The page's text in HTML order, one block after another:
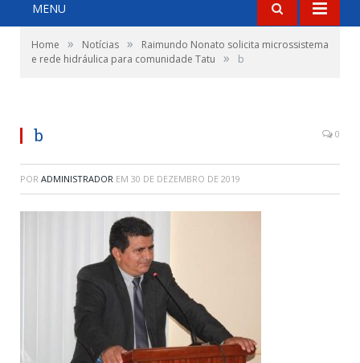
MENU
Home » Notícias »
Raimundo Nonato solicita microssistema
e rede hidráulica para comunidade Tatu
» b
b 0
POR ADMINISTRADOR EM 30 DE DEZEMBRO DE 2019